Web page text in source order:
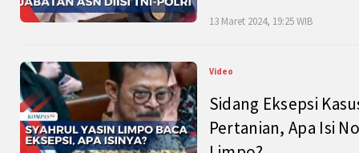
13 Maret 2024, 19:25 WIB
Video
Sidang Eksepsi
Pertanian, Apa Isi